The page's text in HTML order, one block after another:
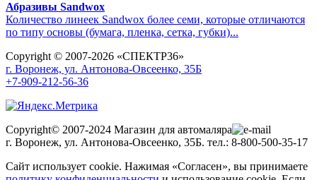
Абразивы Sandwox
Количество линеек Sandwox более семи, которые отличаются
по типу основы (бумага, пленка, сетка, губки)...
Copyright © 2007-2026 «СПЕКТР36»
г. Воронеж, ул. Антонова-Овсеенко, 35Б
+7-909-212-56-36
Copyright© 2007-2024 Магазин для автомаляра
г. Воронеж, ул. Антонова-Овсеенко, 35Б. тел.: 8-800-500-35-17
Сайт использует cookie. Нажимая «Согласен», вы принимаете